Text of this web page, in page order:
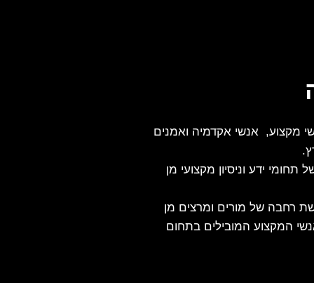
מקצוע, אנשי אקדמיה ואמנים
ידע וניסיון מקצועי מן
רחבה של מורים ומרצים מן
המקצוע המובילים בתחום